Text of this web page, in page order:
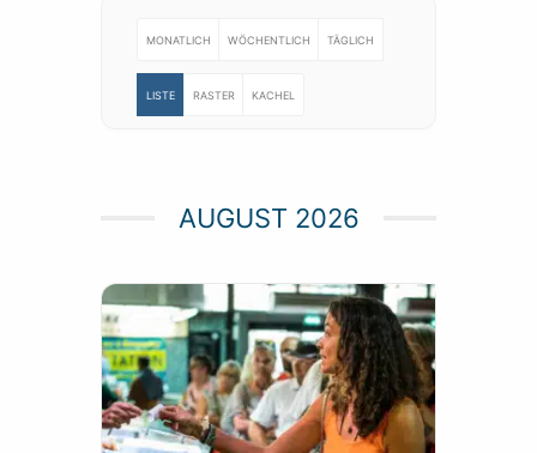
MONATLICH WÖCHENTLICH TÄGLICH
LISTE RASTER KACHEL
AUGUST 2026